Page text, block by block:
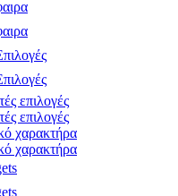
επιλογές
επιλογές
χαρακτήρα
χαρακτήρα